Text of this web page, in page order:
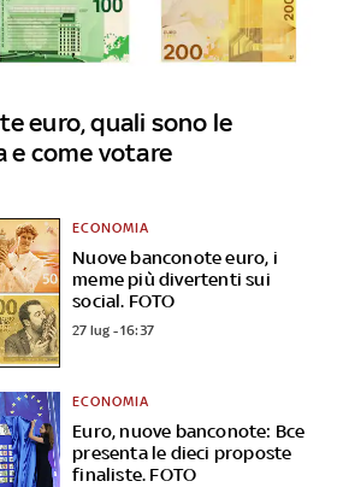
euro, quali sono le
e come votare
Nuove banconote euro, i
meme più divertenti sui
social. FOTO
ECONOMIA
27 lug - 16:37
Euro, nuove banconote: Bce
presenta le dieci proposte
finaliste. FOTO
ECONOMIA